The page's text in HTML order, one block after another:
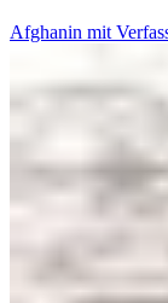
Afghanin mit